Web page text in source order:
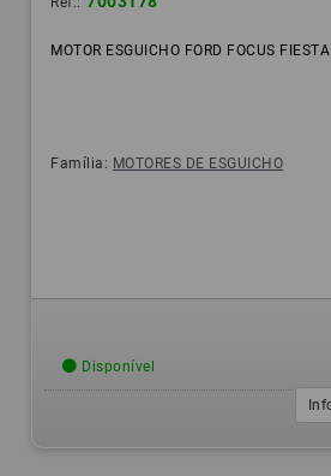
MOTOR ESGUICHO FORD FOCUS FIESTA
Família: MOTORES DE ESGUICHO
Disponível